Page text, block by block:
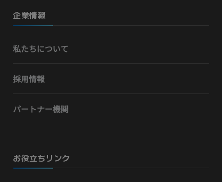
企業情報
私たちについて
採用情報
パートナー機関
お役立ちリンク